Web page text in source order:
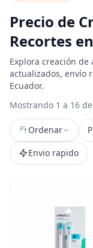
Precio de
Recortes
Explora creación
actualizados, envío
Ecuador.
Mostrando 1 a 16
Ordenar
Envio rapido